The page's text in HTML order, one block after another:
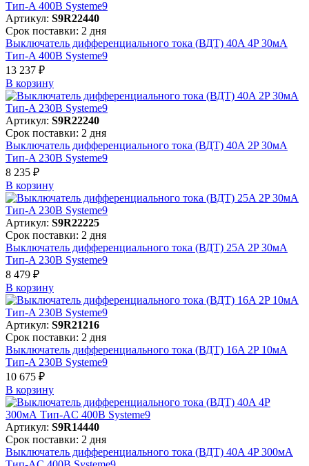
Артикул: S9R22440
Срок поставки: 2 дня
Выключатель дифференциального тока (ВДТ) 40A 4P 30мА
Тип-A 400В Systeme9
13 237 ₽
В корзинy
Артикул: S9R22240
Срок поставки: 2 дня
Выключатель дифференциального тока (ВДТ) 40A 2P 30мА
Тип-A 230В Systeme9
8 235 ₽
В корзинy
Артикул: S9R22225
Срок поставки: 2 дня
Выключатель дифференциального тока (ВДТ) 25A 2P 30мА
Тип-A 230В Systeme9
8 479 ₽
В корзинy
Артикул: S9R21216
Срок поставки: 2 дня
Выключатель дифференциального тока (ВДТ) 16A 2P 10мА
Тип-A 230В Systeme9
10 675 ₽
В корзинy
Артикул: S9R14440
Срок поставки: 2 дня
Выключатель дифференциального тока (ВДТ) 40A 4P 300мА